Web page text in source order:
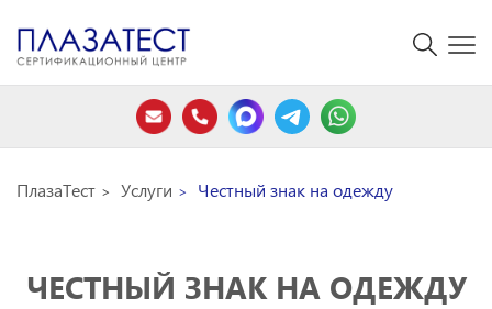
ПлазаТест Услуги Честный знак на одежду
ЧЕСТНЫЙ ЗНАК НА ОДЕЖДУ